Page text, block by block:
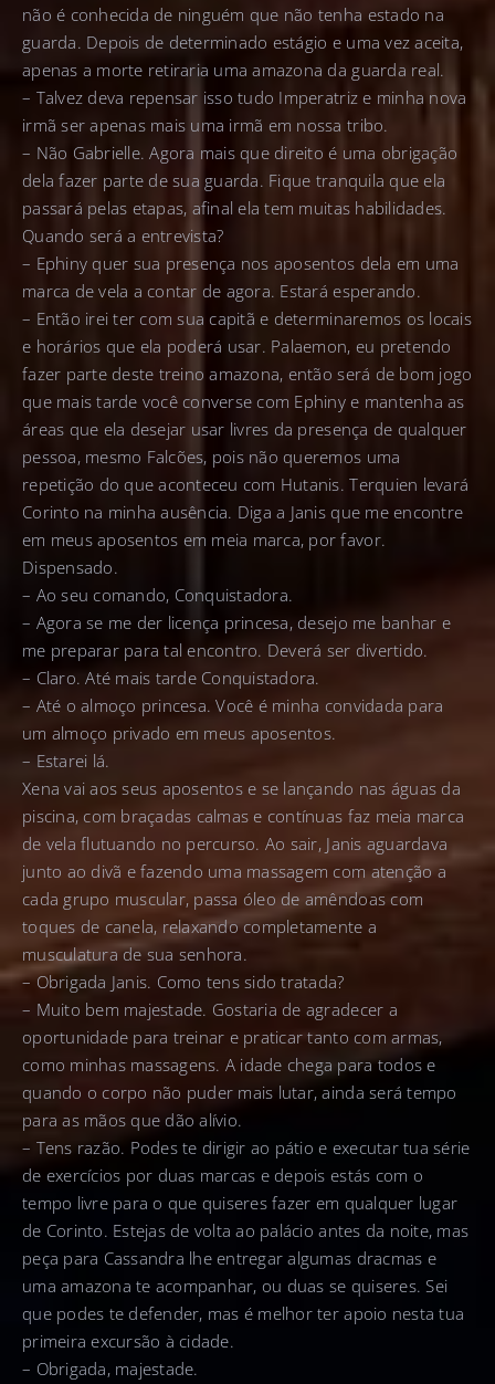
não é conhecida de ninguém que não tenha estado na
guarda. Depois de determinado estágio e uma vez aceita,
apenas a morte retiraria uma amazona da guarda real.
– Talvez deva repensar isso tudo Imperatriz e minha nova
irmã ser apenas mais uma irmã em nossa tribo.
– Não Gabrielle. Agora mais que direito é uma obrigação
dela fazer parte de sua guarda. Fique tranquila que ela
passará pelas etapas, afinal ela tem muitas habilidades.
Quando será a entrevista?
– Ephiny quer sua presença nos aposentos dela em uma
marca de vela a contar de agora. Estará esperando.
– Então irei ter com sua capitã e determinaremos os locais
e horários que ela poderá usar. Palaemon, eu pretendo
fazer parte deste treino amazona, então será de bom jogo
que mais tarde você converse com Ephiny e mantenha as
áreas que ela desejar usar livres da presença de qualquer
pessoa, mesmo Falcões, pois não queremos uma
repetição do que aconteceu com Hutanis. Terquien levará
Corinto na minha ausência. Diga a Janis que me encontre
em meus aposentos em meia marca, por favor.
Dispensado.
– Ao seu comando, Conquistadora.
– Agora se me der licença princesa, desejo me banhar e
me preparar para tal encontro. Deverá ser divertido.
– Claro. Até mais tarde Conquistadora.
– Até o almoço princesa. Você é minha convidada para
um almoço privado em meus aposentos.
– Estarei lá.
Xena vai aos seus aposentos e se lançando nas águas da
piscina, com braçadas calmas e contínuas faz meia marca
de vela flutuando no percurso. Ao sair, Janis aguardava
junto ao divã e fazendo uma massagem com atenção a
cada grupo muscular, passa óleo de amêndoas com
toques de canela, relaxando completamente a
musculatura de sua senhora.
– Obrigada Janis. Como tens sido tratada?
– Muito bem majestade. Gostaria de agradecer a
oportunidade para treinar e praticar tanto com armas,
como minhas massagens. A idade chega para todos e
quando o corpo não puder mais lutar, ainda será tempo
para as mãos que dão alívio.
– Tens razão. Podes te dirigir ao pátio e executar tua série
de exercícios por duas marcas e depois estás com o
tempo livre para o que quiseres fazer em qualquer lugar
de Corinto. Estejas de volta ao palácio antes da noite, mas
peça para Cassandra lhe entregar algumas dracmas e
uma amazona te acompanhar, ou duas se quiseres. Sei
que podes te defender, mas é melhor ter apoio nesta tua
primeira excursão à cidade.
– Obrigada, majestade.